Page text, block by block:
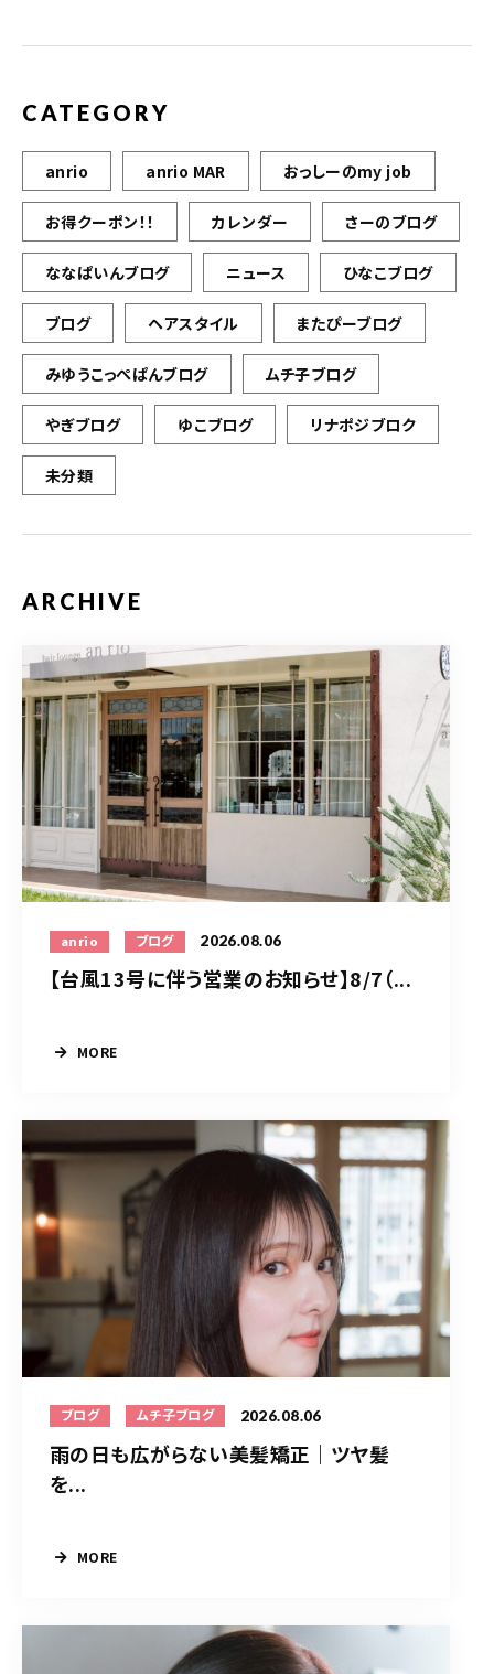
CATEGORY
anrio anrio MAR おっしーのmy job
お得クーポン！！ カレンダー さーのブログ
ななぱいんブログ ニュース ひなこブログ
ブログ ヘアスタイル またぴーブログ
みゆうこっぺぱんブログ ムチ子ブログ
やぎブログ ゆこブログ リナポジブロク
未分類
ARCHIVE
anrio ブログ 2026.08.06
【台風13号に伴う営業のお知らせ】8/7（...
MORE
ブログ ムチ子ブログ 2026.08.06
雨の日も広がらない美髪矯正｜ツヤ髪
を...
MORE